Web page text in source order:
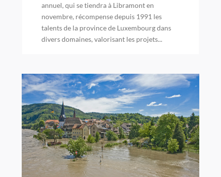
annuel, qui se tiendra à Libramont en
novembre, récompense depuis 1991 les
talents de la province de Luxembourg dans
divers domaines, valorisant les projets...